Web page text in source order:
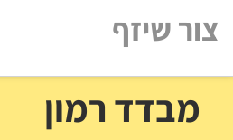
של
אינטרנט,
צור שיזף
מבדד רמון